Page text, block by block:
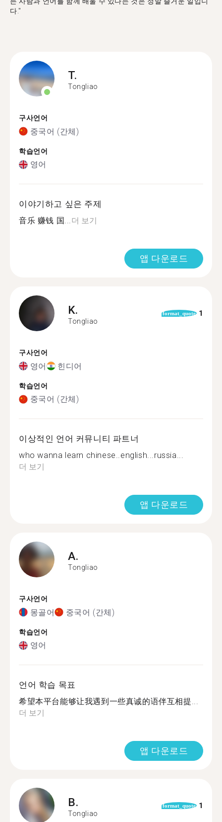
다."
T.
Tongliao
구사언어
중국어 (간체)
학습언어
영어
이야기하고 싶은 주제
音乐 赚钱 国...더 보기
앱 다운로드
K.
Tongliao
format_quote 1
구사언어
영어 힌디어
학습언어
중국어 (간체)
이상적인 언어 커뮤니티 파트너
who wanna learn chinese..english...russia...
더 보기
앱 다운로드
A.
Tongliao
구사언어
몽골어 중국어 (간체)
학습언어
영어
언어 학습 목표
希望本平台能够让我遇到一些真诚的语伴互相提...
더 보기
앱 다운로드
B.
Tongliao
format_quote 1